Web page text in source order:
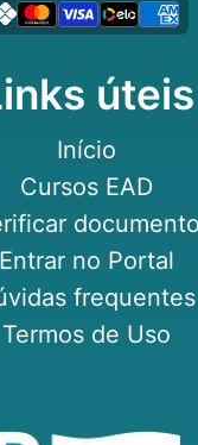
úteis
Início
Cursos EAD
documento
Entrar no Portal
frequentes
Termos de Uso